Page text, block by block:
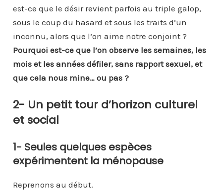
est-ce que le désir revient parfois au triple galop,
sous le coup du hasard et sous les traits d’un
inconnu, alors que l’on aime notre conjoint ?
Pourquoi est-ce que l’on observe les semaines, les
mois et les années défiler, sans rapport sexuel, et
que cela nous mine… ou pas ?
2- Un petit tour d’horizon culturel
et social
1- Seules quelques espèces
expérimentent la ménopause
Reprenons au début.